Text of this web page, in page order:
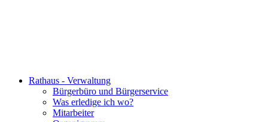
Rathaus - Verwaltung
Bürgerbüro und Bürgerservice
Was erledige ich wo?
Mitarbeiter